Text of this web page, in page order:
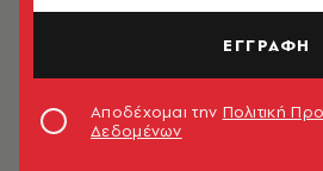
ΕΓΓΡΑΦΗ
Αποδέχομαι την Πολιτική
Δεδομένων